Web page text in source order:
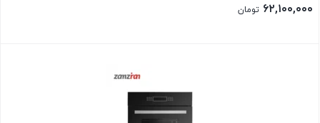
۶۲,۱۰۰,۰۰۰ تومان